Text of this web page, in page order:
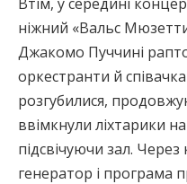
ніжний «Вальс
Джакомо Пуччині
оркестранти й
розгубилися,
ввімкнули ліхтарики
підсвічуючи зал.
генератор і програма